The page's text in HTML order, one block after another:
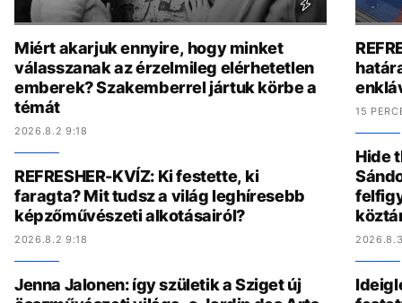
Miért akarjuk ennyire, hogy minket
válasszanak az érzelmileg elérhetetlen
emberek? Szakemberrel jártuk körbe a
témát
2026.8.2 9:18
REFRESHER-KVÍZ: Ki festette, ki
faragta? Mit tudsz a világ leghíresebb
képzőművészeti alkotásairól?
2026.8.2 9:18
Jenna Jalonen: így születik a Sziget új
15
Hide